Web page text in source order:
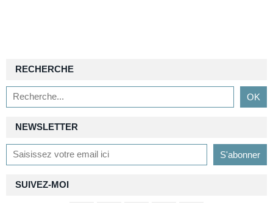
NEWSLETTER
SUIVEZ-MOI
RECHERCHE